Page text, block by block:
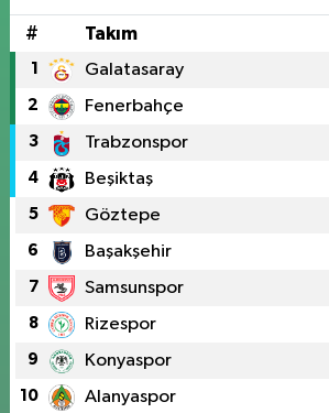
# Takım
1 Galatasaray
2 Fenerbahçe
3 Trabzonspor
4 Beşiktaş
5 Göztepe
6 Başakşehir
7 Samsunspor
8 Rizespor
9 Konyaspor
10 Alanyaspor